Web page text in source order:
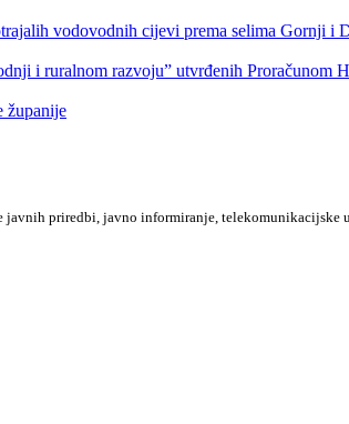
vodovodnih cijevi prema selima Gornji i
i ruralnom razvoju” utvrđenih Proračunom
županije
priredbi, javno informiranje,